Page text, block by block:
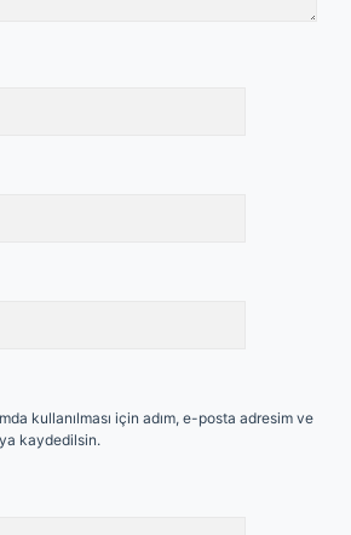
kullanılması için adım, e-posta adresim ve
kaydedilsin.